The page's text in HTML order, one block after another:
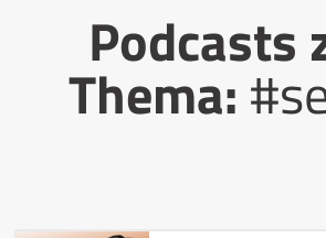
Podcasts
Thema: